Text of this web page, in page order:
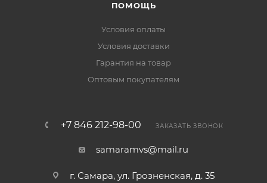
ПОМОЩЬ
Условия оплаты
Условия доставки
Гарантия на товар
Оптовым покупателям
+7 846 212-98-00 ЗАКАЗАТЬ ЗВОНОК
samaramvs@mail.ru
г. Самара, ул. Грозненская, д. 35